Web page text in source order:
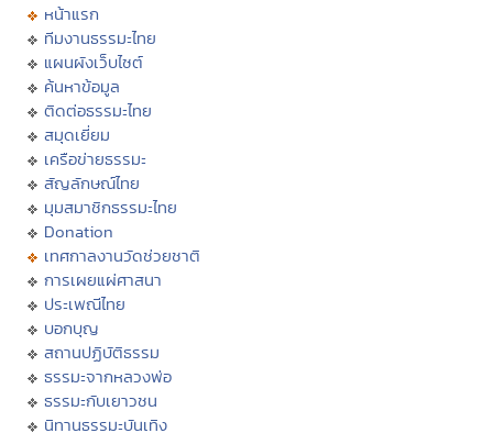
หน้าแรก
ทีมงานธรรมะไทย
แผนผังเว็บไซต์
ค้นหาข้อมูล
ติดต่อธรรมะไทย
สมุดเยี่ยม
เครือข่ายธรรมะ
สัญลักษณ์ไทย
มุมสมาชิกธรรมะไทย
Donation
เทศกาลงานวัดช่วยชาติ
การเผยแผ่ศาสนา
ประเพณีไทย
บอกบุญ
สถานปฏิบัติธรรม
ธรรมะจากหลวงพ่อ
ธรรมะกับเยาวชน
นิทานธรรมะบันเทิง